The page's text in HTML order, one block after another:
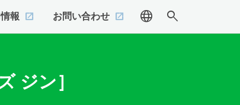
報 お問い合わせ language search
ジン］